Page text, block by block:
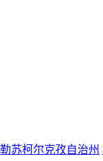
苏柯尔克孜自治州